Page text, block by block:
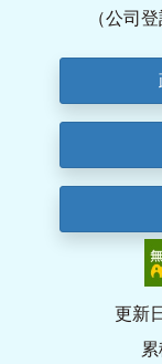
（公司
更新